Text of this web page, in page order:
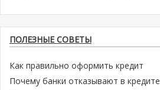
ПОЛЕЗНЫЕ СОВЕТЫ
Как правильно оформить кредит
Почему банки отказывают в кредите